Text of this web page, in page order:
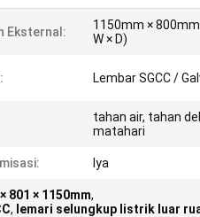
Eksternal:
1150mm ×
W × D)
Lembar SGCC /
tahan air, tahan
matahari
Iya
801 × 1150mm,
, lemari selungkup listrik luar